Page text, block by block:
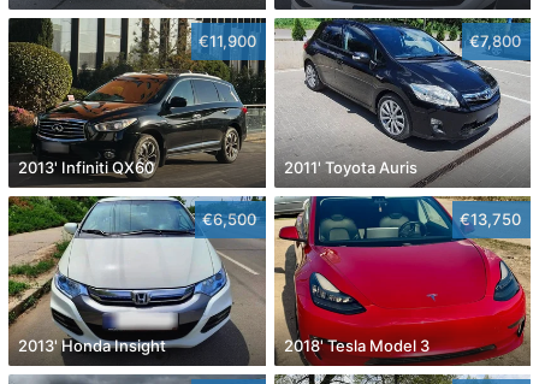
€11,900
2013' Infiniti QX60
€7,800
2011' Toyota Auris
€6,500
2013' Honda Insight
€13,750
2018' Tesla Model 3